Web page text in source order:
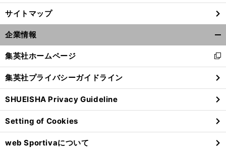
サイトマップ
企業情報
閉
る
集英社ホームページ
新
し
い
ウ
ィ
ン
ド
ウ
で
集英社プライバシーガイドライン
SHUEISHA Privacy Guideline
Setting of Cookies
web Sportivaについて